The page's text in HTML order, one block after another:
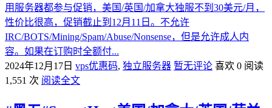
用服务器都参与促销，美国/英国/加拿大独服不到30美元/月，
性价比很高，促销截止到12月11日。不允许
IRC/BOTS/Mining/Spam/Abuse/Nonsense，但是允许成人内
容。如果在订购时全额付...
2024年12月17日 vps优惠码, 独立服务器 暂无评论 喜欢 0 阅读
1,551 次 阅读全文